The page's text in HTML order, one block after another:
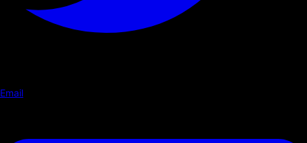
Email